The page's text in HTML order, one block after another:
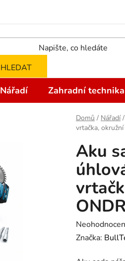
HLEDAT
Nářadí Zahradní technika
Domů / Nářadí /
vrtačka,
Aku
Průměrné
hodnocení
Značka: